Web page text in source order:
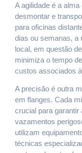
A agilidade é a
desmontar e
para oficinas
dias ou semanas, a
local, em questão
minimiza o tempo
custos associados
A precisão é outra
em flanges. Cada
crucial para garantir
vazamentos
utilizam
técnicas